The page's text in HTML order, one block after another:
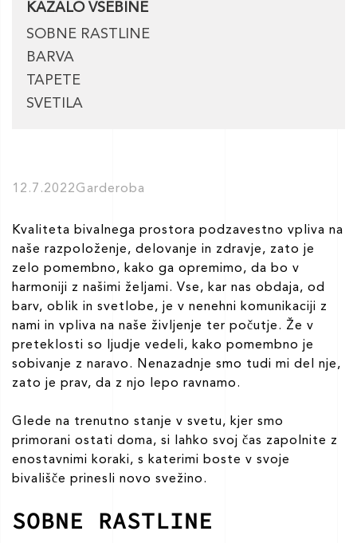
12.7.2022Garderoba
Kvaliteta bivalnega prostora podzavestno vpliva na
naše razpoloženje, delovanje in zdravje, zato je
zelo pomembno, kako ga opremimo, da bo v
harmoniji z našimi željami. Vse, kar nas obdaja, od
barv, oblik in svetlobe, je v nenehni komunikaciji z
nami in vpliva na naše življenje ter počutje. Že v
preteklosti so ljudje vedeli, kako pomembno je
sobivanje z naravo. Nenazadnje smo tudi mi del nje,
zato je prav, da z njo lepo ravnamo.
Glede na trenutno stanje v svetu, kjer smo
primorani ostati doma, si lahko svoj čas zapolnite z
enostavnimi koraki, s katerimi boste v svoje
bivališče prinesli novo svežino.
SOBNE RASTLINE
KAZALO VSEBINE
SOBNE RASTLINE
BARVA
TAPETE
SVETILA